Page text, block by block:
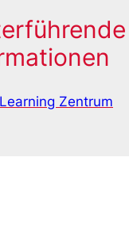
Zentrum